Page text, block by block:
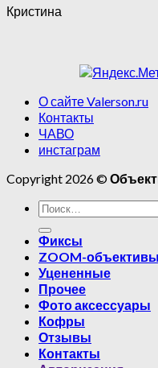
Кристина
О сайте Valerson.ru
Контакты
ЧАВО
инстаграм
Copyright 2026 ©
Фиксы
ZOOM-объективы
Уцененные
Прочее
Фото аксессуары
Кофры
Отзывы
Контакты